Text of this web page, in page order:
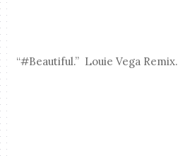
“#Beautiful.” Louie Vega Remix.